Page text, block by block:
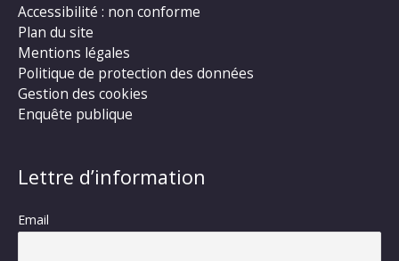
Accessibilité : non conforme
Plan du site
Mentions légales
Politique de protection des données
Gestion des cookies
Enquête publique
Lettre d’information
Email